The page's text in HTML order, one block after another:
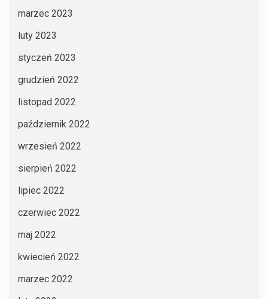
marzec 2023
luty 2023
styczeń 2023
grudzień 2022
listopad 2022
październik 2022
wrzesień 2022
sierpień 2022
lipiec 2022
czerwiec 2022
maj 2022
kwiecień 2022
marzec 2022